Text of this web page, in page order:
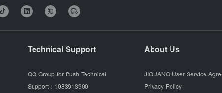
Technical Support
QQ Group for Push Technical
Support： 1083913900
About Us
JIGUANG User Service
Privacy Policy